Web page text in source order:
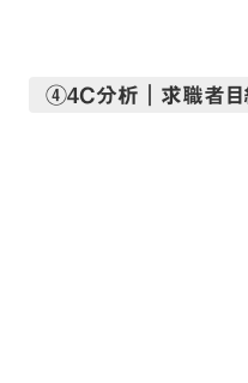
④4C分析｜求職者目